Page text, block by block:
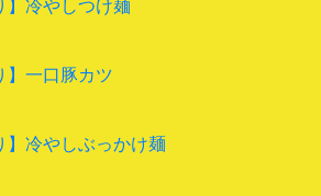
】冷やしつけ麺
】一口豚カツ
】冷やしぶっかけ麺